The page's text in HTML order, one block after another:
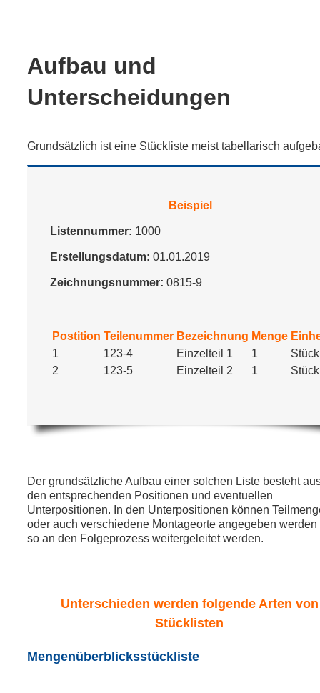
Aufbau und
Unterscheidungen
Grundsätzlich ist eine Stückliste meist tabellarisch
Beispiel
Listennummer: 1000
Erstellungsdatum: 01.01.2019
Zeichnungsnummer: 0815-9
Postition Teilenummer Bezeichnung Menge
1
123-4 Einzelteil 1 1
Stück
2
123-5 Einzelteil 2 1 Stück
Der grundsätzliche Aufbau einer solchen Liste besteht
den entsprechenden Positionen und eventuellen
Unterpositionen. In den Unterpositionen können
oder auch verschiedene Montageorte angegeben werden
so an den Folgeprozess weitergeleitet werden.
Unterschieden werden folgende Arten von
Stücklisten
Mengenüberblicksstückliste